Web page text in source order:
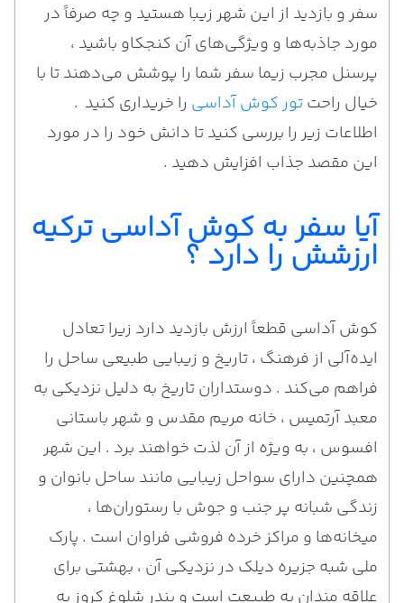
سفر و بازدید از این شهر زیبا هستید و چه صرفاً در
مورد جاذبه‌ها و ویژگی‌های آن کنجکاو باشید ،
پرسنل مجرب زیما سفر شما را پوشش می‌دهند تا با
خیال راحتتور کوش آداسی را خریداری کنید .
اطلاعات زیر را بررسی کنید تا دانش خود را در مورد
این مقصد جذاب افزایش دهید .
آیا سفر به کوش آداسی ترکیه
ارزشش را دارد ؟
کوش آداسی قطعاً ارزش بازدید دارد زیرا تعادل
ایده‌آلی از فرهنگ ، تاریخ و زیبایی طبیعی ساحل را
فراهم می‌کند . دوستداران تاریخ به دلیل نزدیکی به
معبد آرتمیس ، خانه مریم مقدس و شهر باستانی
افسوس ، به ویژه از آن لذت خواهند برد . این شهر
همچنین دارای سواحل زیبایی مانند ساحل بانوان و
زندگی شبانه پر جنب و جوش با رستوران‌ها ،
میخانه‌ها و مراکز خرده فروشی فراوان است . پارک
ملی شبه جزیره دیلک در نزدیکی آن ، بهشتی برای
علاقه‌ مندان به طبیعت است و بندر شلوغ کروز به